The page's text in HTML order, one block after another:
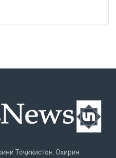
Тоҷикистон. Охирин